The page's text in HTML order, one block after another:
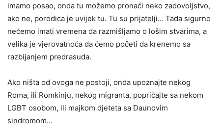
imamo posao, onda tu možemo pronaći neko zadovoljstvo,
ako ne, porodica je uvijek tu. Tu su prijatelji… Tada sigurno
nećemo imati vremena da razmišljamo o lošim stvarima, a
velika je vjerovatnoća da ćemo početi da krenemo sa
razbijanjem predrasuda.
Ako ništa od ovoga ne postoji, onda upoznajte nekog
Roma, ili Romkinju, nekog migranta, popričajte sa nekom
LGBT osobom, ili majkom djeteta sa Daunovim
sindromom…